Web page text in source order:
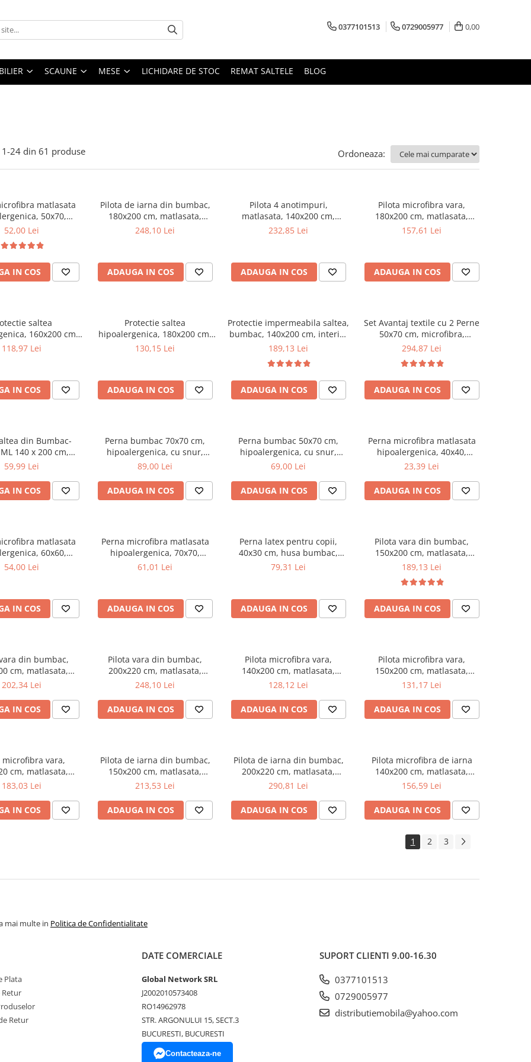
0377101513 0729005977 0,00
SCAUNE MESE LICHIDARE DE STOC REMAT SALTELE BLOG
1-24 din 61 produse Ordoneaza:
matlasata
50x70,
bilute siliconizate,
52,00 Lei
IN COS
Pilota de iarna din bumbac,
180x200 cm, matlasata,
umplutura bilute siliconizate,
248,10 Lei
ADAUGA IN COS
Pilota 4 anotimpuri,
matlasata, 140x200 cm,
umplutura bilute siliconizate,
95°C, alb
232,85 Lei
ADAUGA IN COS
Pilota microfibra vara,
180x200 cm, matlasata,
hipoalergenica, usoara,
95°C, alb
157,61 Lei
ADAUGA IN COS
saltea
160x200 cm,
matlasata
118,97 Lei
IN COS
Protectie saltea
hipoalergenica, 180x200 cm,
colturi rotunjite, matlasata
130,15 Lei
ADAUGA IN COS
Protectie impermeabila saltea,
bumbac, 140x200 cm, interior
poliuretan, lavabila la 90°C,
189,13 Lei
ADAUGA IN COS
Set Avantaj textile cu 2 Perne
50x70 cm, microfibra,
umplutura fibra siliconizata,
140x200 cm, matlasata
ultrasonic si pilota iarna
180x200 cm, antialergenica,
alb
294,87 Lei
ADAUGA IN COS
din Bumbac-
140 x 200 cm,
40°C, prindere cu
59,99 Lei
IN COS
Perna bumbac 70x70 cm,
hipoalergenica, cu snur,
umplutura bilute siliconizate,
89,00 Lei
ADAUGA IN COS
Perna bumbac 50x70 cm,
hipoalergenica, cu snur,
umplutura bilute siliconizate,
69,00 Lei
ADAUGA IN COS
Perna microfibra matlasata
hipoalergenica, 40x40,
umplutura bilute siliconizate,
23,39 Lei
ADAUGA IN COS
matlasata
60x60,
bilute siliconizate,
54,00 Lei
IN COS
Perna microfibra matlasata
hipoalergenica, 70x70,
umplutura bilute siliconizate,
61,01 Lei
ADAUGA IN COS
Perna latex pentru copii,
40x30 cm, husa bumbac,
antialergenica,
79,31 Lei
ADAUGA IN COS
Pilota vara din bumbac,
150x200 cm, matlasata,
umplutura bilute siliconizate,
90°C, alb
189,13 Lei
ADAUGA IN COS
din bumbac,
cm, matlasata,
bilute siliconizate,
90°C, alb
202,34 Lei
IN COS
Pilota vara din bumbac,
200x220 cm, matlasata,
umplutura bilute siliconizate,
90°C, alb
248,10 Lei
ADAUGA IN COS
Pilota microfibra vara,
140x200 cm, matlasata,
hipoalergenica, usoara,
densitate 200 g/m², lavabila la
95°C, alb
128,12 Lei
ADAUGA IN COS
Pilota microfibra vara,
150x200 cm, matlasata,
hipoalergenica, usoara,
densitate 200 g/m², lavabila la
95°C, alb
131,17 Lei
ADAUGA IN COS
microfibra vara,
cm, matlasata,
usoara,
g/m², lavabila la
95°C, alb
183,03 Lei
IN COS
Pilota de iarna din bumbac,
150x200 cm, matlasata,
umplutura bilute siliconizate,
95°C, alb
213,53 Lei
ADAUGA IN COS
Pilota de iarna din bumbac,
200x220 cm, matlasata,
umplutura bilute siliconizate,
95°C, alb
290,81 Lei
ADAUGA IN COS
Pilota microfibra de iarna
140x200 cm, matlasata,
umplutura bilute siliconizate,
g/m², lavabila la 95°C, alb
156,59 Lei
ADAUGA IN COS
1 2 3
mai multe in Politica de Confidentialitate
Plata
Retur
Retur
DATE COMERCIALE
Global Network SRL
J2002010573408
RO14962978
STR. ARGONULUI 15, SECT.3
BUCURESTI, BUCURESTI
Contacteaza-ne
SUPORT CLIENTI 9.00-16.30
0377101513
0729005977
distributiemobila@yahoo.com